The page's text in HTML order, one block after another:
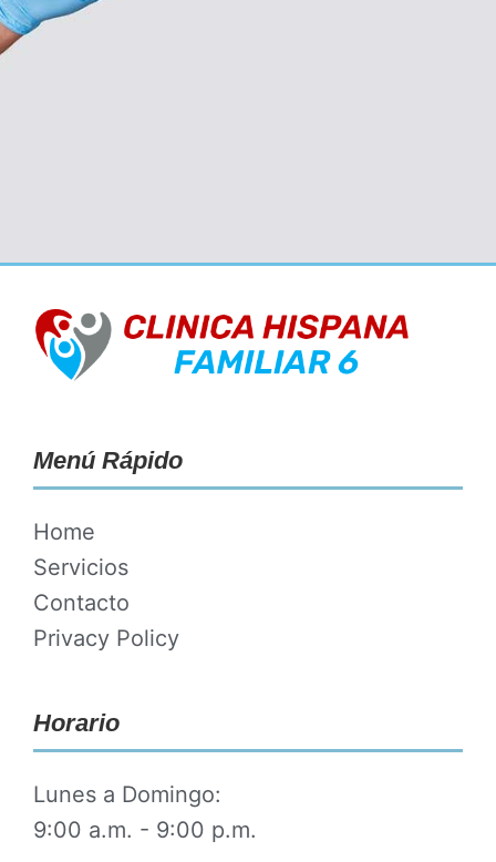
Menú Rápido
Home
Servicios
Contacto
Privacy Policy
Horario
Lunes a Domingo:
9:00 a.m. - 9:00 p.m.